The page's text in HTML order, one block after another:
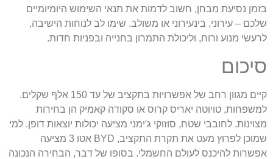
נסיעת מבחן, חשוב לדמות את תנאי השימוש היומיומיים
– עירוני, בינעירוני או משולב. שימו לב לנוחות הישיבה,
מנוע ורוח, וליכולת התמרון בחנייה ובפניות חדות.
קיים מגוון רחב של אפשרויות בתקציב של עד 150 אלף שקלים.
טויוטה יאריס קרוס או סקודה קאמיק הן בחירות
לחובבי שטח, סוזוקי ג'ימני מציעה יכולות יוצאות דופן. למי
שמוכן לפרוץ מעט את תקרת התקציב, BYD אטו 3 מציעה
להיכנס לעולם החשמלי. בסופו של דבר, הבחירה הנכונה